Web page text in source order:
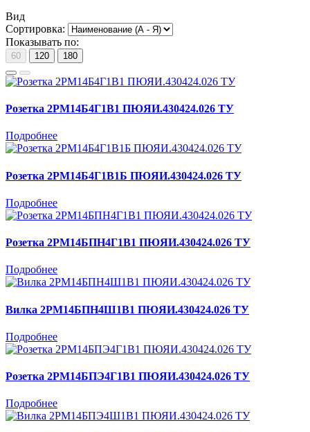
Вид
Сортировка:
Показывать по:
60 120 180
Розетка 2РМ14Б4Г1В1 ПЮЯИ.430424.026 ТУ
Подробнее
Розетка 2РМ14Б4Г1В1Б ПЮЯИ.430424.026 ТУ
Подробнее
Розетка 2РМ14БПН4Г1В1 ПЮЯИ.430424.026 ТУ
Подробнее
Вилка 2РМ14БПН4Ш1В1 ПЮЯИ.430424.026 ТУ
Подробнее
Розетка 2РМ14БПЭ4Г1В1 ПЮЯИ.430424.026 ТУ
Подробнее